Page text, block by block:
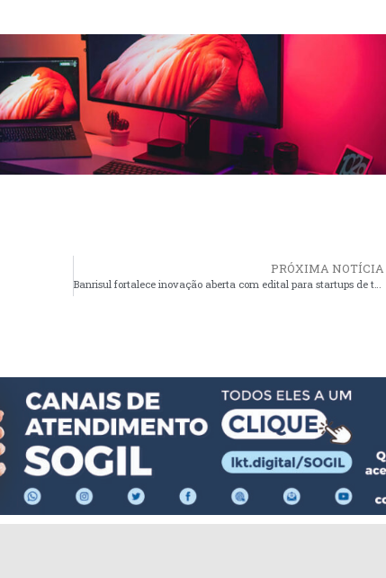
PRÓXIMA NOTÍCIA
Banrisul fortalece inovação aberta com edital para startups de todo o Brasil